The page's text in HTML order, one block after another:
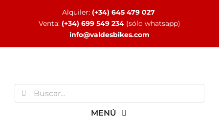
Alquiler: (+34) 645 479 027
Venta: (+34) 699 549 234 (sólo whatsapp)
info@valdesbikes.com
Buscar:
MENÚ